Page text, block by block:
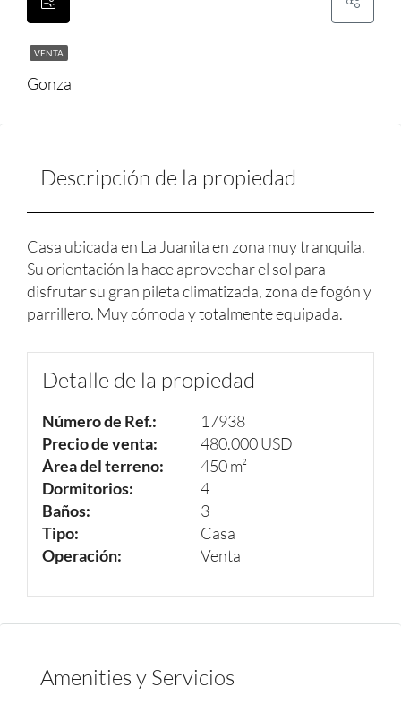
VENTA
Gonza
Descripción de la propiedad
Casa ubicada en La Juanita en zona muy tranquila.
Su orientación la hace aprovechar el sol para
disfrutar su gran pileta climatizada, zona de fogón y
parrillero. Muy cómoda y totalmente equipada.
Detalle de la propiedad
Número de Ref.:
17938
Precio de venta:
480.000 USD
Área del terreno:
450 m²
Dormitorios:
4
Baños:
3
Tipo:
Casa
Operación:
Venta
Amenities y Servicios